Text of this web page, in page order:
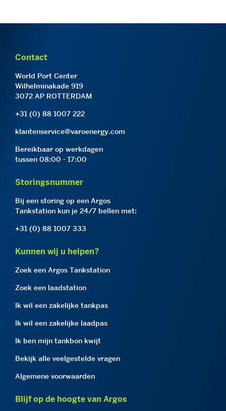
Contact
World Port Center
Wilhelminakade 919
3072 AP ROTTERDAM
+31 (0) 88 1007 222
klantenservice@varoenergy.com
Bereikbaar op werkdagen
tussen 08:00 - 17:00
Storingsnummer
Bij een storing op een Argos
Tankstation kun je 24/7 bellen met:
+31 (0) 88 1007 333
Kunnen wij u helpen?
Zoek een Argos Tankstation
Zoek een laadstation
Ik wil een zakelijke tankpas
Ik wil een zakelijke laadpas
Ik ben mijn tankbon kwijt
Bekijk alle veelgestelde vragen
Algemene voorwaarden
Blijf op de hoogte van Argos